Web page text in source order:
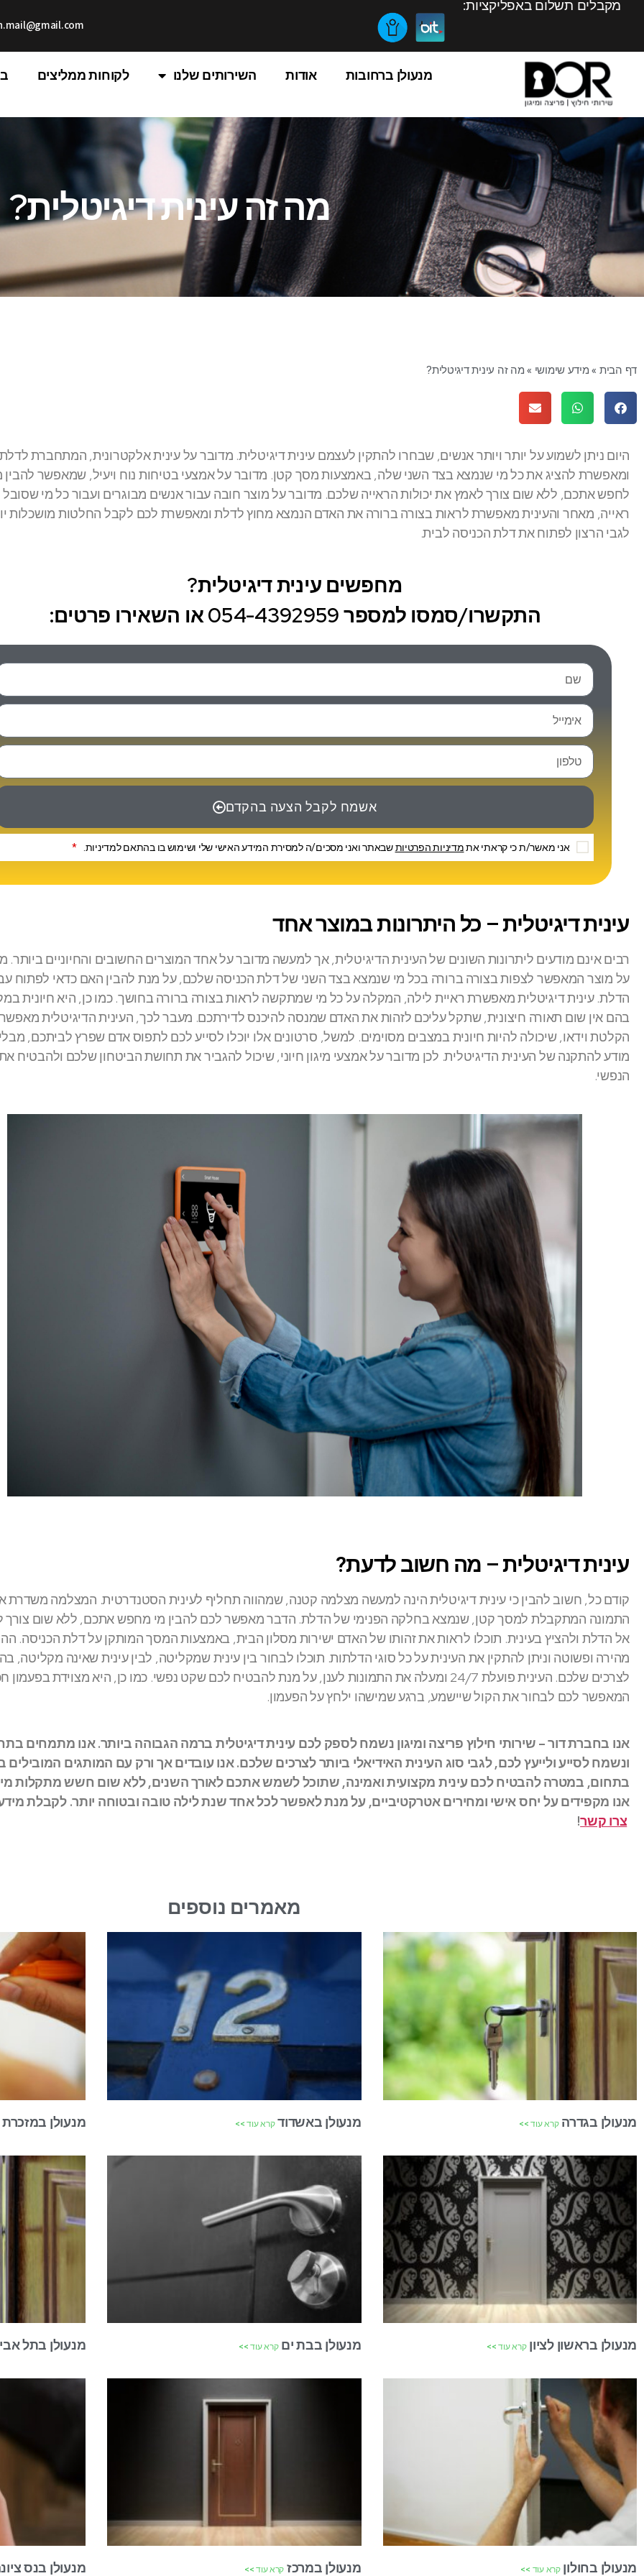
מקבלים תשלום באפליקציות:
מנעולן ברחובות אודות השירותים שלנו לקוחות ממליצים
מה זה עינית דיגיטלית?
דף הבית » מידע שימושי » מה זה עינית דיגיטלית?
היום ניתן לשמוע על יותר ויותר אנשים, שבחרו להתקין לעצמם עינית דיגיטלית. מדובר על עינית אלקטרונית, המתחברת
ומאפשרת להציג את כל מי שנמצא בצד השני שלה, באמצעות מסך קטן. מדובר על אמצעי בטיחות נוח ויעיל, שמאפשר להבין
לחפש אתכם, ללא שום צורך לאמץ את יכולות הראייה שלכם. מדובר על מוצר חובה עבור אנשים מבוגרים ועבור כל מי
ראייה, מאחר והעינית מאפשרת לראות בצורה ברורה את האדם הנמצא מחוץ לדלת ומאפשרת לכם לקבל החלטות מושכלות
לגבי הרצון לפתוח את דלת הכניסה לבית.
מחפשים עינית דיגיטלית?
התקשרו/סמסו למספר 054-4392959 או השאירו פרטים:
אשמח לקבל הצעה בהקדם
אני מאשר/ת כי קראתי אתמדיניות הפרטיותשבאתר ואני מסכים/ה למסירת המידע האישי שלי ושימוש בו בהתאם למדיניות. *
עינית דיגיטלית – כל היתרונות במוצר אחד
רבים אינם מודעים ליתרונות השונים של העינית הדיגיטלית, אך למעשה מדובר על אחד המוצרים החשובים והחיוניים ביותר.
על מוצר המאפשר לצפות בצורה ברורה בכל מי שנמצא בצד השני של דלת הכניסה שלכם, על מנת להבין האם כדאי לפתוח
הדלת. עינית דיגיטלית מאפשרת ראיית לילה, המקלה על כל מי שמתקשה לראות בצורה ברורה בחושך. כמו כן, היא חיונית
בהם אין שום תאורה חיצונית, שתקל עליכם לזהות את האדם שמנסה להיכנס לדירתכם. מעבר לכך, העינית הדיגיטלית
הקלטת וידאו, שיכולה להיות חיונית במצבים מסוימים. למשל, סרטונים אלו יוכלו לסייע לכם לתפוס אדם שפרץ לביתכם,
מודע להתקנה של העינית הדיגיטלית. לכן מדובר על אמצעי מיגון חיוני, שיכול להגביר את תחושת הביטחון שלכם ולהבטיח
הנפשי.
עינית דיגיטלית – מה חשוב לדעת?
קודם כל, חשוב להבין כי עינית דיגיטלית הינה למעשה מצלמה קטנה, שמהווה תחליף לעינית הסטנדרטית. המצלמה משדרת
התמונה המתקבלת למסך קטן, שנמצא בחלקה הפנימי של הדלת. הדבר מאפשר לכם להבין מי מחפש אתכם, ללא שום צורך
אל הדלת ולהציץ בעינית. תוכלו לראות את זהותו של האדם ישירות מסלון הבית, באמצעות המסך המותקן על דלת הכניסה.
מהירה ופשוטה וניתן להתקין את העינית על כל סוגי הדלתות. תוכלו לבחור בין עינית שמקליטה, לבין עינית שאינה מקליטה,
לצרכים שלכם. העינית פועלת 24/7 ומעלה את התמונות לענן, על מנת להבטיח לכם שקט נפשי. כמו כן, היא מצוידת
המאפשר לכם לבחור את הקול שיישמע, ברגע שמישהו ילחץ על הפעמון.
אנו בחברת דור – שירותי חילוץ פריצה ומיגון נשמח לספק לכם עינית דיגיטלית ברמה הגבוהה ביותר. אנו מתמחים
ונשמח לסייע ולייעץ לכם, לגבי סוג העינית האידיאלי ביותר לצרכים שלכם. אנו עובדים אך ורק עם המותגים המובילים
בתחום, במטרה להבטיח לכם עינית מקצועית ואמינה, שתוכל לשמש אתכם לאורך השנים, ללא שום חשש מתקלות
אנו מקפידים על יחס אישי ומחירים אטרקטיביים, על מנת לאפשר לכל אחד שנת לילה טובה ובטוחה יותר. לקבלת
צרו קשר!
מאמרים נוספים
מנעולן בגדרהקרא עוד >> מנעולן באשדודקרא עוד >> מנעולן
מנעולן בראשון לציוןקרא עוד >> מנעולן בבת יםקרא עוד >> מנעולן בתל
מנעולן בחולוןקרא עוד >> מנעולן במרכז קרא עוד >> מנעולן בנס